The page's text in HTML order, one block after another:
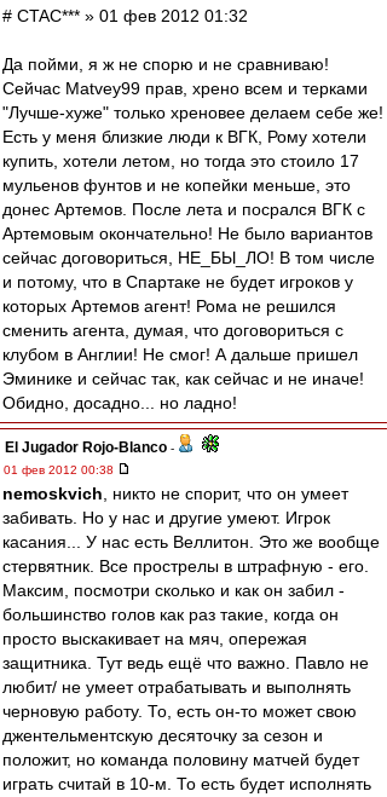
# CTAC*** » 01 фев 2012 01:32
Да пойми, я ж не спорю и не сравниваю!
Сейчас Matvey99 прав, хрено всем и терками
"Лучше-хуже" только хреновее делаем себе же!
Есть у меня близкие люди к ВГК, Рому хотели
купить, хотели летом, но тогда это стоило 17
мульенов фунтов и не копейки меньше, это
донес Артемов. После лета и посрался ВГК с
Артемовым окончательно! Не было вариантов
сейчас договориться, НЕ_БЫ_ЛО! В том числе
и потому, что в Спартаке не будет игроков у
которых Артемов агент! Рома не решился
сменить агента, думая, что договориться с
клубом в Англии! Не смог! А дальше пришел
Эминике и сейчас так, как сейчас и не иначе!
Обидно, досадно... но ладно!
El Jugador Rojo-Blanco -
01 фев 2012 00:38
nemoskvich , никто не спорит, что он умеет
забивать. Но у нас и другие умеют. Игрок
касания... У нас есть Веллитон. Это же вообще
стервятник. Все прострелы в штрафную - его.
Максим, посмотри сколько и как он забил -
большинство голов как раз такие, когда он
просто выскакивает на мяч, опережая
защитника. Тут ведь ещё что важно. Павло не
любит/ не умеет отрабатывать и выполнять
черновую работу. То, есть он-то может свою
джентельментскую десяточку за сезон и
положит, но команда половину матчей будет
играть считай в 10-м. То есть будет исполнять